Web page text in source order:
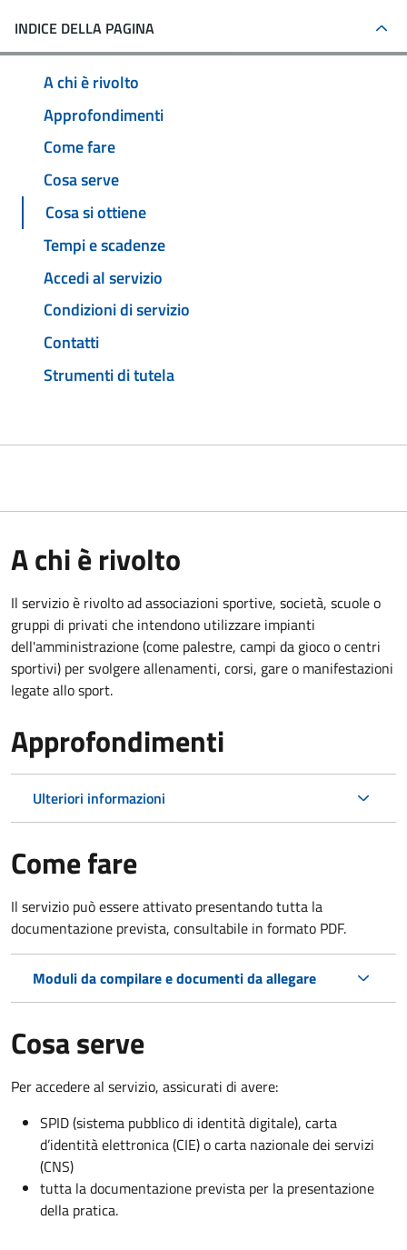
INDICE DELLA PAGINA
A chi è rivolto
Approfondimenti
Come fare
Cosa serve
Cosa si ottiene
Tempi e scadenze
Accedi al servizio
Condizioni di servizio
Contatti
Strumenti di tutela
A chi è rivolto
Il servizio è rivolto ad associazioni sportive, società, scuole o
gruppi di privati che intendono utilizzare impianti
dell'amministrazione (come palestre, campi da gioco o centri
sportivi) per svolgere allenamenti, corsi, gare o manifestazioni
legate allo sport.
Approfondimenti
Ulteriori informazioni
Come fare
Il servizio può essere attivato presentando tutta la
documentazione prevista, consultabile in formato PDF.
Moduli da compilare e documenti da allegare
Cosa serve
Per accedere al servizio, assicurati di avere:
SPID (sistema pubblico di identità digitale), carta
d’identità elettronica (CIE) o carta nazionale dei servizi
(CNS)
tutta la documentazione prevista per la presentazione
della pratica.